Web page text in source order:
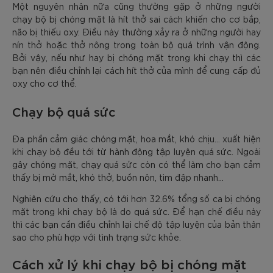
Một nguyên nhân nữa cũng thường gặp ở những người
chạy bộ bị chóng mặt là hít thở sai cách khiến cho cơ bắp,
não bị thiếu oxy. Điều này thường xảy ra ở những người hay
nín thở hoặc thở nông trong toàn bộ quá trình vận động.
Bởi vậy, nếu như hay bị chóng mặt trong khi chạy thì các
bạn nên điều chỉnh lại cách hít thở của mình để cung cấp đủ
oxy cho cơ thể.
Chạy bộ quá sức
Đa phần cảm giác chóng mặt, hoa mắt, khó chịu… xuất hiện
khi chạy bộ đều tới từ hành động tập luyện quá sức. Ngoài
gây chóng mặt, chạy quá sức còn có thể làm cho bạn cảm
thấy bị mờ mắt, khó thở, buồn nôn, tim đập nhanh…
Nghiên cứu cho thấy, có tới hơn 32.6% tổng số ca bị chóng
mặt trong khi chạy bộ là do quá sức. Để hạn chế điều này
thì các bạn cần điều chỉnh lại chế độ tập luyện của bản thân
sao cho phù hợp với tình trạng sức khỏe.
Cách xử lý khi chạy bộ bị chóng mặt